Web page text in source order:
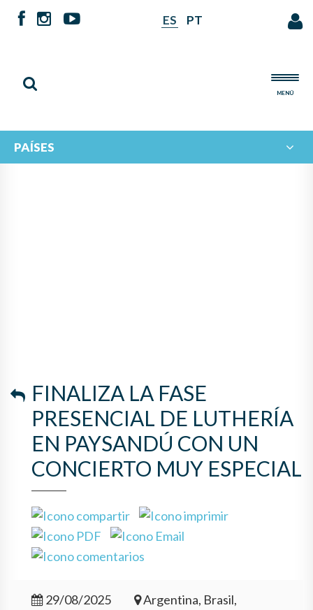
ES PT
MENÚ
PAÍSES
FINALIZA LA FASE
PRESENCIAL DE LUTHERÍA
EN PAYSANDÚ CON UN
CONCIERTO MUY ESPECIAL
29/08/2025
Argentina, Brasil,